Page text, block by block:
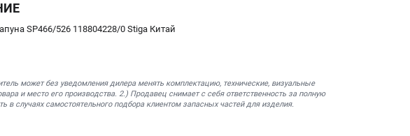
SP466/526 118804228/0 Stiga Китай
может без уведомления дилера менять комплектацию, технические, визуальные
и место его производства. 2.) Продавец снимает с себя ответственность за полную
в случаях самостоятельного подбора клиентом запасных частей для изделия.